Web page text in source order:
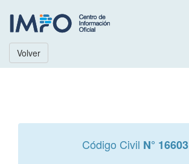
Volver
Código Civil N° 16603